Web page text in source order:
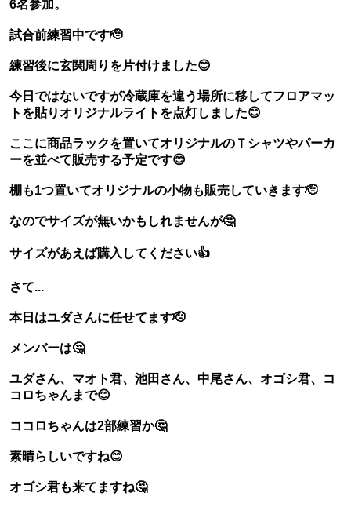
6名参加。
試合前練習中です🫡
練習後に玄関周りを片付けました😊
今日ではないですが冷蔵庫を違う場所に移してフロアマッ
トを貼りオリジナルライトを点灯しました😊
ここに商品ラックを置いてオリジナルのＴシャツやパーカ
ーを並べて販売する予定です😊
棚も1つ置いてオリジナルの小物も販売していきます🫡
なのでサイズが無いかもしれませんが🤔
サイズがあえば購入してください👍
さて...
本日はユダさんに任せてます🫡
メンバーは🤔
ユダさん、マオト君、池田さん、中尾さん、オゴシ君、コ
コロちゃんまで😊
ココロちゃんは2部練習か🤔
素晴らしいですね😊
オゴシ君も来てますね🤔